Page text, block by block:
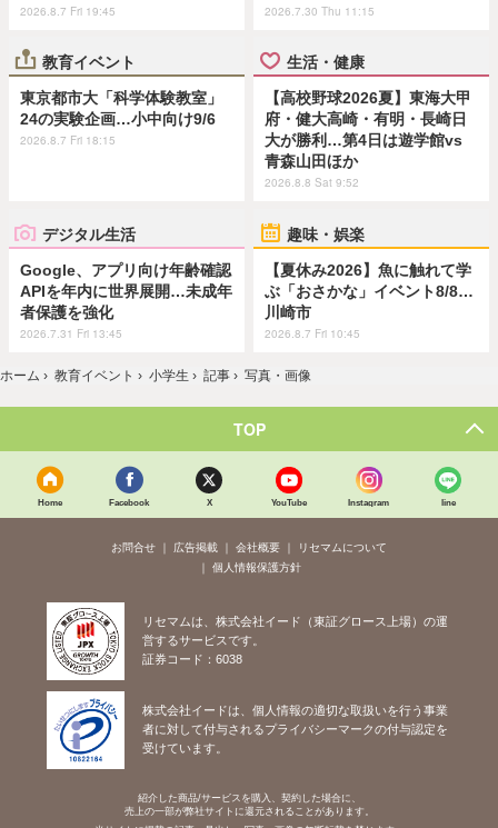
2026.8.7 Fri 19:45 2026.7.30 Thu 11:15
教育イベント
東京都市大「科学体験教室」
24の実験企画…小中向け9/6
2026.8.7 Fri 18:15
生活・健康
【高校野球2026夏】東海大甲
府・健大高崎・有明・長崎日
大が勝利…第4日は遊学館vs
青森山田ほか
2026.8.8 Sat 9:52
デジタル生活
Google、アプリ向け年齢確認
APIを年内に世界展開…未成年
者保護を強化
2026.7.31 Fri 13:45
趣味・娯楽
【夏休み2026】魚に触れて学
ぶ「おさかな」イベント8/8…
川崎市
2026.8.7 Fri 10:45
ホーム › 教育イベント › 小学生 › 記事 › 写真・画像
TOP
Home Facebook X YouTube Instagram line
お問合せ 広告掲載 会社概要
リセマムについて
個人情報保護方針
リセマムは、株式会社イード（東証グロース上場）の運
営するサービスです。
証券コード：6038
株式会社イードは、個人情報の適切な取扱いを行う事業
者に対して付与されるプライバシーマークの付与認定を
受けています。
紹介した商品/サービスを購入、契約した場合に、
売上の一部が弊社サイトに還元されることがあります。